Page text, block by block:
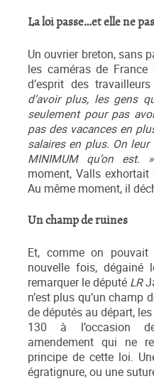
La loi passe…et elle ne
Un ouvrier breton, sans
les caméras de France
d’esprit des
d’avoir plus, les gens
seulement pour pas
pas des vacances en
salaires en plus. On
MINIMUM qu’on est. »
moment, Valls
Au même moment, il
Un champ de ruines
Et, comme on pouvait
nouvelle fois, dégainé
remarquer le député LR
n’est plus qu’un champ
de députés au départ,
130 à l’occasion
amendement qui ne
principe de cette loi.
égratignure, ou une